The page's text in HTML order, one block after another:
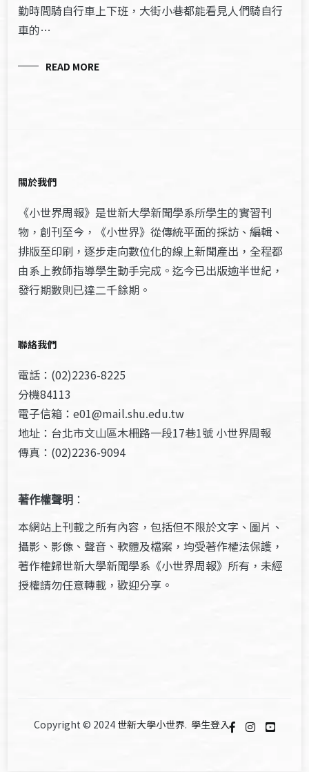
勤時間騎自行車上下班，大街小巷都能看見人們騎自行
車的…
READ MORE
關於我們
《小世界周報》是世新大學新聞學系所學生的實習刊
物，創刊至今，《小世界》從傳統平面的採訪、編輯、
排版至印刷，逐步走向數位化的線上新聞產出，全程都
由系上教師指導學生動手完成。迄今已出版逾半世紀，
發行期數則已達二千餘期。
聯絡我們
電話：(02)2236-8225
分機84113
電子信箱：e01@mail.shu.edu.tw
地址：台北市文山區木柵路一段17巷1號 小世界周報
傳真：(02)2236-9094
著作權聲明 ：
本網站上刊載之所有內容，包括但不限於文字、圖片、
攝影、影像、聲音、軟體及檔案，均受著作權法保護，
著作權歸世新大學新聞學系《小世界周報》所有，未經
授權請勿任意轉載，歡迎分享。
Copyright © 2024 世新大學小世界. 學生登入